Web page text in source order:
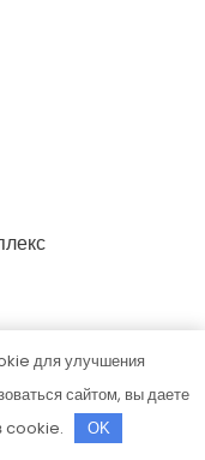
для улучшения
сайтом, вы даете
cookie.
OK